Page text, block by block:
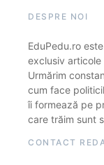
DESPRE NOI
EduPedu.ro
exclusiv
Urmărim
cum face
îi formează pe
care trăim sunt
CONTACT